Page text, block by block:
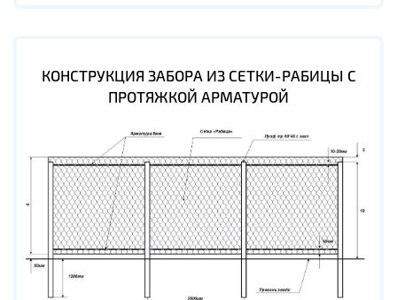
КОНСТРУКЦИЯ ЗАБОРА ИЗ СЕТКИ-РАБИЦЫ С
ПРОТЯЖКОЙ АРМАТУРОЙ